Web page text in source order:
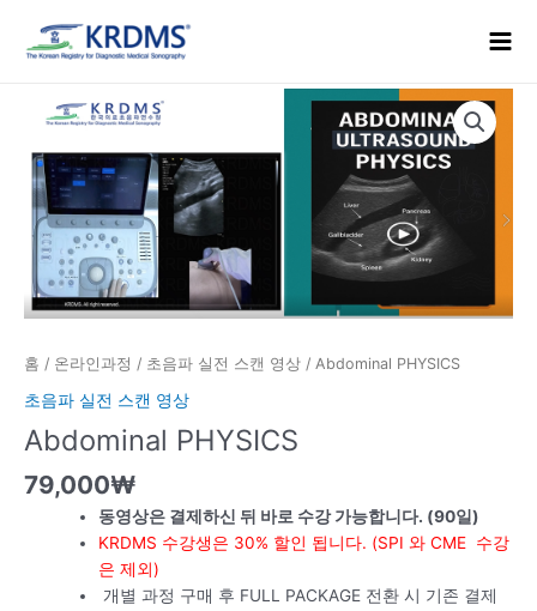
홈 / 온라인과정 / 초음파 실전 스캔 영상 / Abdominal PHYSICS
초음파 실전 스캔 영상
Abdominal PHYSICS
79,000₩
동영상은 결제하신 뒤 바로 수강 가능합니다. (90일)
KRDMS 수강생은 30% 할인 됩니다. (SPI 와 CME 수강
은 제외)
개별 과정 구매 후 FULL PACKAGE 전환 시 기존 결제
PHYSICS
수
량